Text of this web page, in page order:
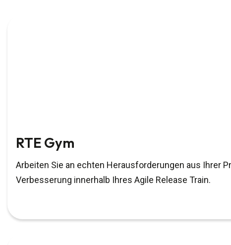
RTE Gym
Arbeiten Sie an echten Herausforderungen aus Ihrer
Verbesserung innerhalb Ihres Agile Release Train.